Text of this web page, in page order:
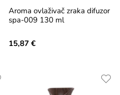
Aroma ovlaživač zraka difuzor
spa-009 130 ml
15,87 €